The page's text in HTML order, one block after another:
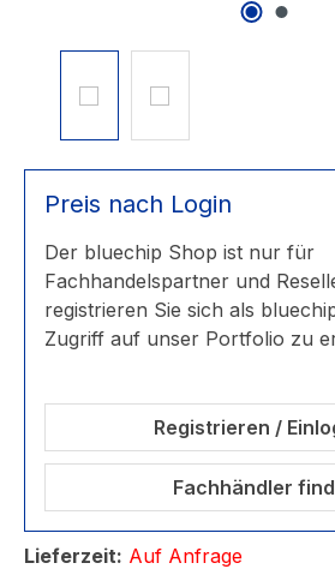
Preis nach Login
Der bluechip Shop ist nur für
Fachhandelspartner und
registrieren Sie sich als
Zugriff auf unser Portfolio zu
Registrieren /
Fachhändler
Lieferzeit: Auf Anfrage